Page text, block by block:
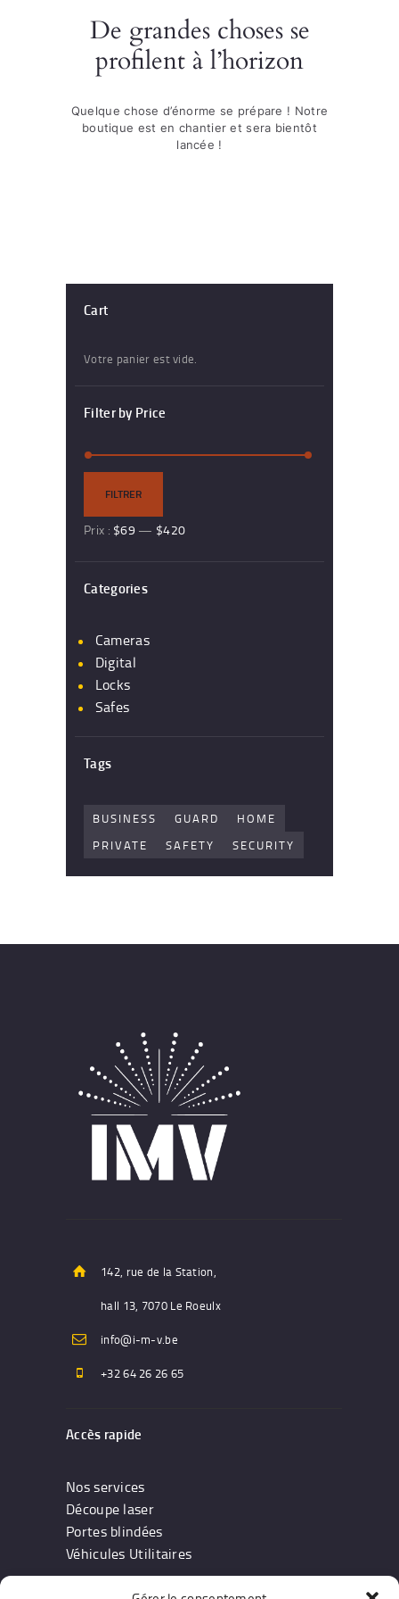
De grandes choses se
profilent à l’horizon
Quelque chose d’énorme se prépare ! Notre
boutique est en chantier et sera bientôt
lancée !
Cart
Votre panier est vide.
Filter by Price
FILTRER
Prix : $69 — $420
Categories
Cameras
Digital
Locks
Safes
Tags
BUSINESS GUARD
HOME
PRIVATE
SAFETY SECURITY
142, rue de la Station,
hall 13, 7070 Le Roeulx
info@i-m-v.be
+32 64 26 26 65
Accès rapide
Nos services
Découpe laser
Portes blindées
Véhicules Utilitaires